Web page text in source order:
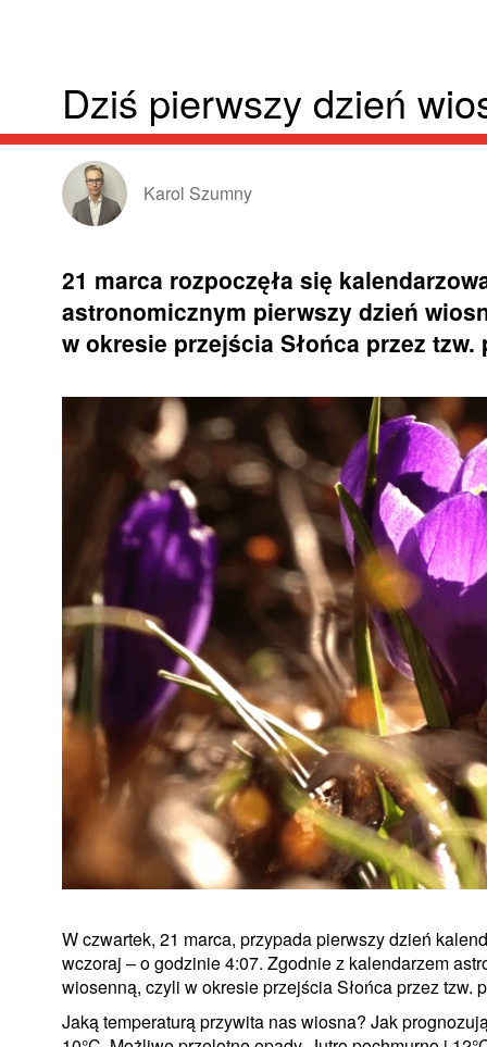
Dziś pierwszy dzień
Karol Szumny
21 marca rozpoczęła się
astronomicznym pierwszy dzień
w okresie przejścia Słońca przez tzw.
W czwartek, 21 marca, przypada pierwszy dzień
wczoraj – o godzinie 4:07. Zgodnie z kalendarzem
wiosenną, czyli w okresie przejścia Słońca przez tzw.
Jaką temperaturą przywita nas wiosna? Jak